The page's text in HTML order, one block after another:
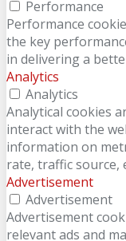
Performance
Performance
the key
in delivering a
Analytics
Analytics
Analytical cookies
interact with the
information on
rate, traffic source,
Advertisement
Advertisement
Advertisement
relevant ads and